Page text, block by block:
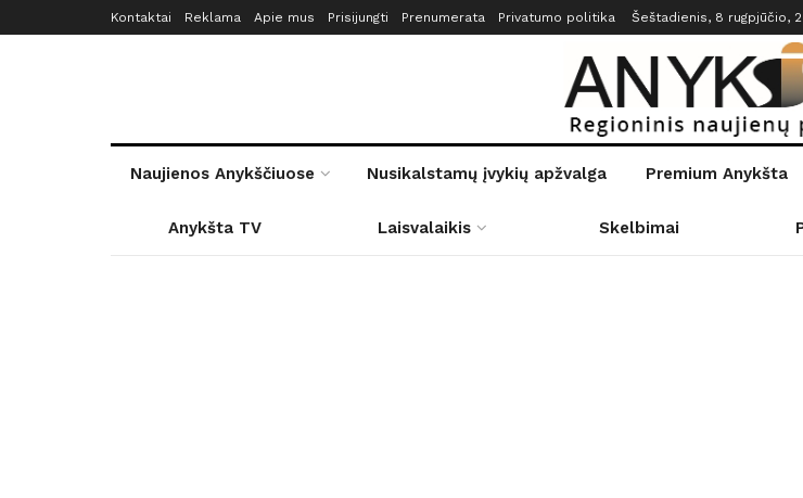
Kontaktai Reklama Apie mus Prisijungti Prenumerata Privatumo politika Šeštadienis, 8 rugpjūčio,
Naujienos Anykščiuose Nusikalstamų įvykių apžvalga Premium Anykšta
Anykšta TV Laisvalaikis Skelbimai